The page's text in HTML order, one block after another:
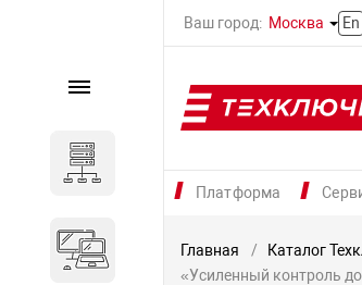
Ваш город: Москва En
Платформа
Каталог
Компьютеры и ноутбуки
Главная Каталог
«Усиленный контроль